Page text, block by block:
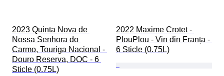
2023 Quinta Nova de
Nossa Senhora do
Carmo, Touriga Nacional -
Douro Reserva, DOC - 6
Sticle (0.75L)
2022 Maxime Crotet -
PlouPlou - Vin din Franța -
6 Sticle (0.75L)